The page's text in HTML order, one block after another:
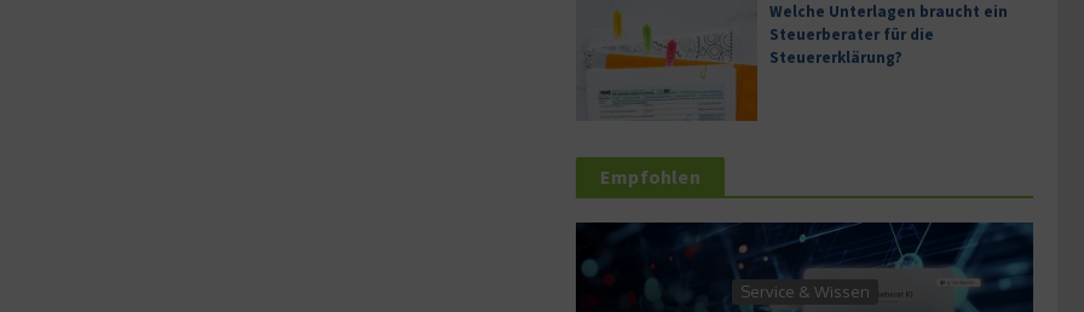
Welche Unterlagen braucht ein
Steuerberater für die
Steuererklärung?
Empfohlen
Service